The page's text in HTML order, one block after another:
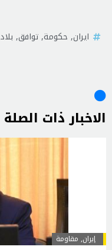
ايران, حكومة,توافق, بلاد
الاخبار ذات الصلة
إيران, مقاومة